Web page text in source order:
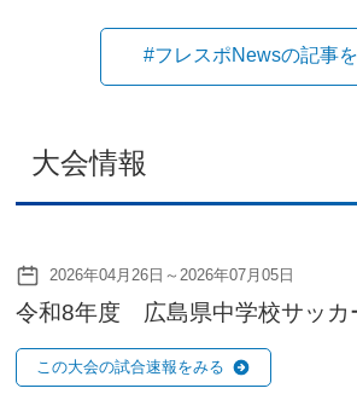
#フレスポNewsの記事
大会情報
2026年04月26日～2026年07月05日
令和8年度 広島県中学校サッカ
この大会の試合速報をみる